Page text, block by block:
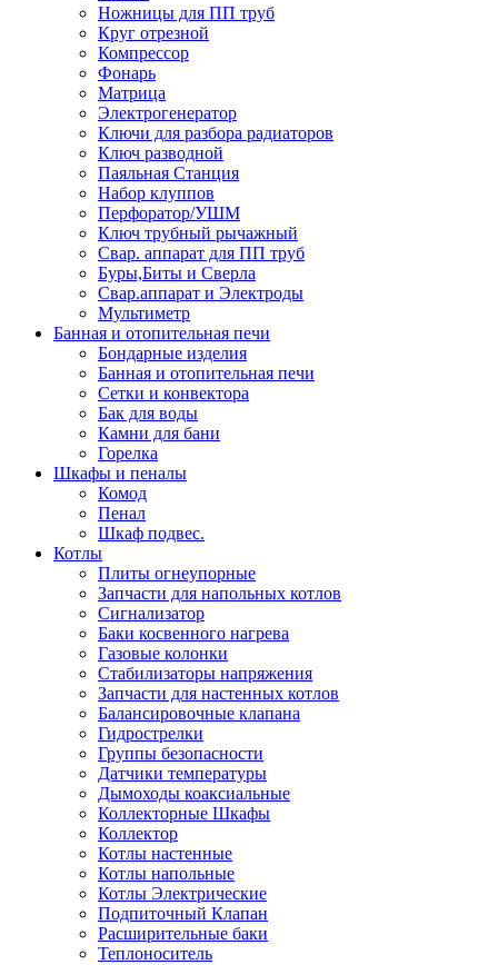
Ножницы для ПП труб
Круг отрезной
Компрессор
Фонарь
Матрица
Электрогенератор
Ключи для разбора радиаторов
Ключ разводной
Паяльная Станция
Набор клуппов
Перфоратор/УШМ
Ключ трубный рычажный
Свар. аппарат для ПП труб
Буры,Биты и Сверла
Свар.аппарат и Электроды
Мультиметр
Банная и отопительная печи
Бондарные изделия
Банная и отопительная печи
Сетки и конвектора
Бак для воды
Камни для бани
Горелка
Шкафы и пеналы
Комод
Пенал
Шкаф подвес.
Котлы
Плиты огнеупорные
Запчасти для напольных котлов
Сигнализатор
Баки косвенного нагрева
Газовые колонки
Стабилизаторы напряжения
Запчасти для настенных котлов
Балансировочные клапана
Гидрострелки
Группы безопасности
Датчики температуры
Дымоходы коаксиальные
Коллекторные Шкафы
Коллектор
Котлы настенные
Котлы напольные
Котлы Электрические
Подпиточный Клапан
Расширительные баки
Теплоноситель